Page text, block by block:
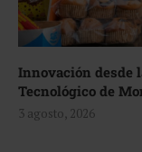
Innovación desde
Tecnológico de
3 agosto, 2026